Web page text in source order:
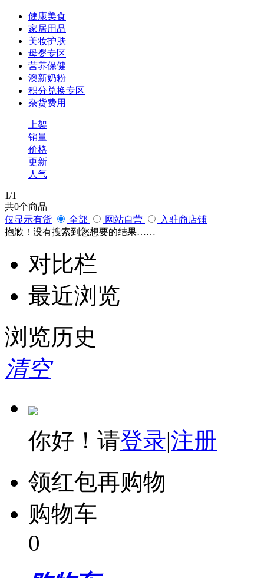
健康美食
家居用品
美妆护肤
母婴专区
营养保健
澳新奶粉
积分兑换专区
杂货费用
上架
销量
价格
更新
人气
1/1
共0个商品
仅显示有货
全部 网站自营
入驻商店铺
抱歉！没有搜索到您想要的结果……
对比栏
最近浏览
浏览历史
清空
你好！请登录|注册
领红包再购物
购物车
0